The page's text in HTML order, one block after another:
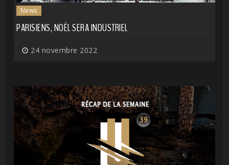
News
PARISIENS, NOËL SERA INDUSTRIEL
24 novembre 2022